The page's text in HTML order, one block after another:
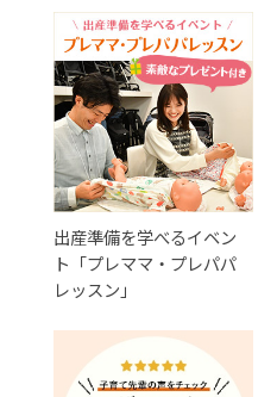
出産準備を学べるイベン
ト「プレママ・プレパパ
レッスン」